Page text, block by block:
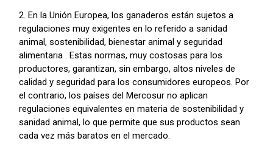
2. En la Unión Europea, los ganaderos están sujetos a
regulaciones muy exigentes en lo referido a sanidad
animal, sostenibilidad, bienestar animal y seguridad
alimentaria . Estas normas, muy costosas para los
productores, garantizan, sin embargo, altos niveles de
calidad y seguridad para los consumidores europeos. Por
el contrario, los países del Mercosur no aplican
regulaciones equivalentes en materia de sostenibilidad y
sanidad animal, lo que permite que sus productos sean
cada vez más baratos en el mercado.